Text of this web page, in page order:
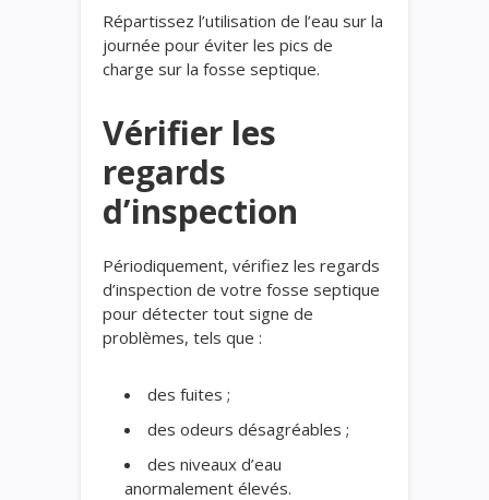
Répartissez l’utilisation de l’eau sur la
journée pour éviter les pics de
charge sur la fosse septique.
Vérifier les
regards
d’inspection
Périodiquement, vérifiez les regards
d’inspection de votre fosse septique
pour détecter tout signe de
problèmes, tels que :
des fuites ;
des odeurs désagréables ;
des niveaux d’eau
anormalement élevés.